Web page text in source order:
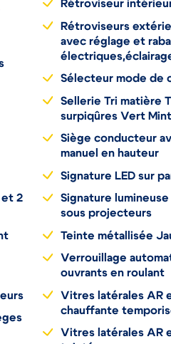
et 2
Rétroviseur
Rétroviseurs
avec réglage et
Sélecteur mode de
Sellerie Tri matière
surpiqûres Vert Mint
Siège conducteur
manuel en hauteur
Signature LED sur
Signature lumineuse
sous projecteurs
Teinte métallisée
Verrouillage
ouvrants en roulant
Vitres latérales AR
chauffante
Vitres latérales AR